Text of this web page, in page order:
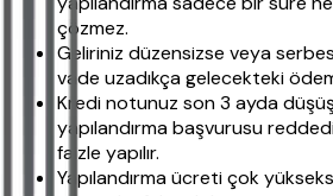
çözmez.
Geliriniz düzensizse veya
vade uzadıkça gelecekteki
Kredi notunuz son 3 ayda
yapılandırma başvurusu
faizle yapılır.
Yapılandırma ücreti çok